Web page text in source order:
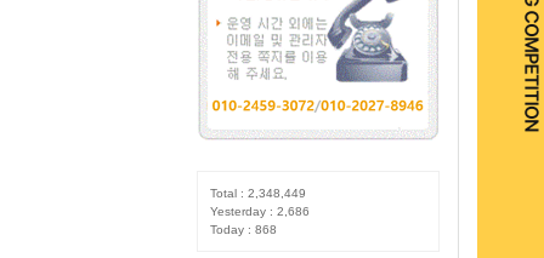
Total : 2,348,449
Yesterday : 2,686
Today : 868